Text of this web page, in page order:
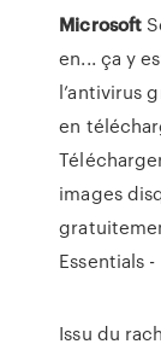
Microsoft
en... ça y
l’antivirus
en
images
Essentials
Issu du